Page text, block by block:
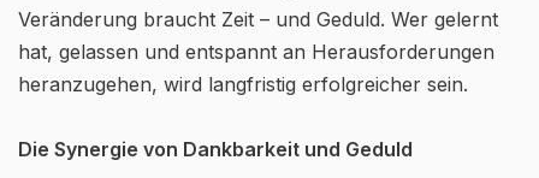
Veränderung braucht Zeit – und Geduld. Wer gelernt
hat, gelassen und entspannt an Herausforderungen
heranzugehen, wird langfristig erfolgreicher sein.
Die Synergie von Dankbarkeit und Geduld